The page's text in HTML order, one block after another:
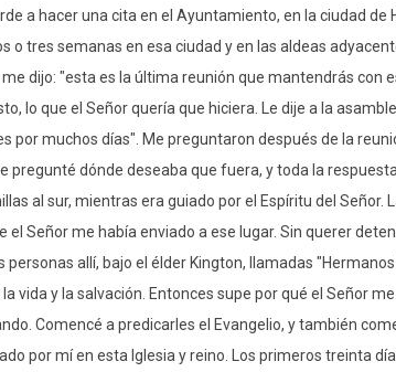
a hacer una cita en el Ayuntamiento, en la ciudad
o tres semanas en esa ciudad y en las aldeas
dijo: "esta es la última reunión que mantendrás con
lo que el Señor quería que hiciera. Le dije a la
por muchos días". Me preguntaron después de la
pregunté dónde deseaba que fuera, y toda la
al sur, mientras era guiado por el Espíritu del Señor.
el Señor me había enviado a ese lugar. Sin querer
personas allí, bajo el élder Kington, llamadas
vida y la salvación. Entonces supe por qué el Señor
Comencé a predicarles el Evangelio, y también
por mí en esta Iglesia y reino. Los primeros treinta